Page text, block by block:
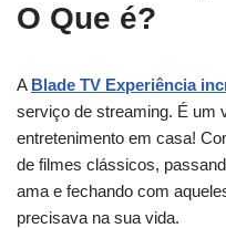
O Que é?
A Blade TV Experiência
serviço de streaming. É um
entretenimento em casa!
de filmes clássicos,
ama e fechando com
precisava na sua vida.